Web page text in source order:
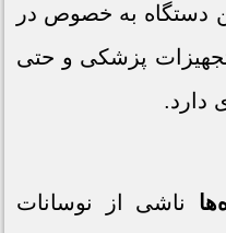
دستگاه به خصوص در
پزشکی و حتی
دارد.
ناشی از نوسانات